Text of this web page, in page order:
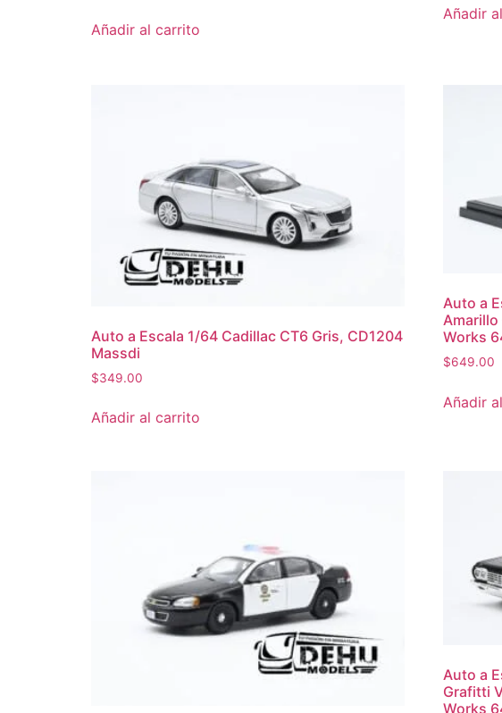
Añadir al carrito
Añadir
Auto a Escala 1/64 Cadillac CT6 Gris, CD1204
Massdi
$349.00
Añadir al carrito
Auto a
Amarillo
Works
$649.00
Añadir
Auto a
Grafitti
Works